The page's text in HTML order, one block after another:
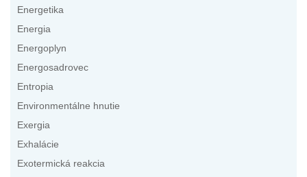
Energetika
Energia
Energoplyn
Energosadrovec
Entropia
Environmentálne hnutie
Exergia
Exhalácie
Exotermická reakcia